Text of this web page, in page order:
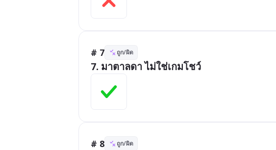
# 7 ถูก/ผิด
7. มาตาลดา ไม่ใช่เกมโชว์
# 8 ถูก/ผิด